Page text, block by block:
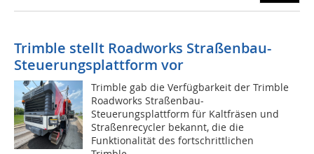
Trimble stellt Roadworks Straßenbau-
Steuerungsplattform vor
Trimble gab die Verfügbarkeit der Trimble
Roadworks Straßenbau-
Steuerungsplattform für Kaltfräsen und
Straßenrecycler bekannt, die die
Funktionalität des fortschrittlichen